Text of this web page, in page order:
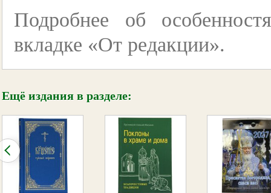
Подробнее об
вкладке «От редакции».
Ещё издания в разделе: